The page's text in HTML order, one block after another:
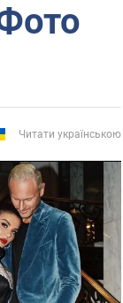
Читати українською